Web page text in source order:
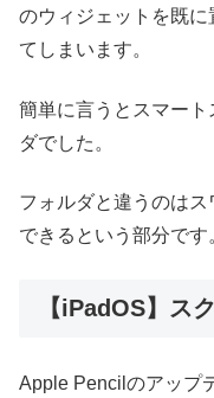
のウィジェットを既
てしまいます。
簡単に言うとスマー
ダでした。
フォルダと違うのは
できるという部分です
【iPadOS】ス
Apple Pencilのアップ